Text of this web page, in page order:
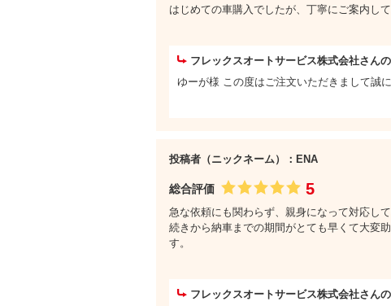
はじめての車購入でしたが、丁寧にご案内し
フレックスオートサービス株式会社さん
ゆーが様 この度はご注文いただきまして誠
投稿者（ニックネーム）：ENA
総合評価 5
急な依頼にも関わらず、親身になって対応し
続きから納車までの期間がとても早くて大変
す。
フレックスオートサービス株式会社さん